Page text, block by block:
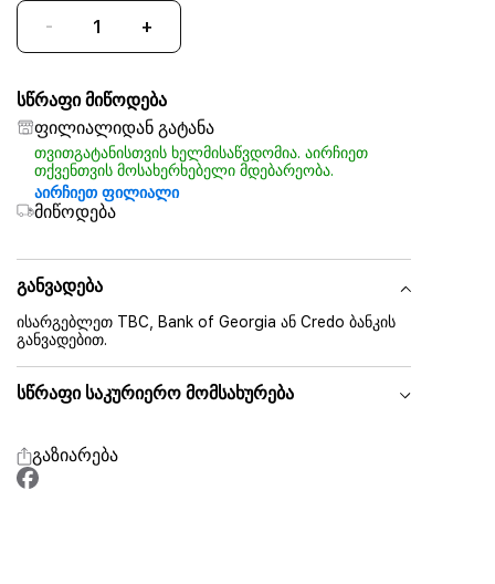
- +
სწრაფი მიწოდება
ფილიალიდან გატანა
თვითგატანისთვის ხელმისაწვდომია. აირჩიეთ
თქვენთვის მოსახერხებელი მდებარეობა.
აირჩიეთ ფილიალი
მიწოდება
განვადება
ისარგებლეთ TBC, Bank of Georgia ან Credo ბანკის
განვადებით.
სწრაფი საკურიერო მომსახურება
გაზიარება